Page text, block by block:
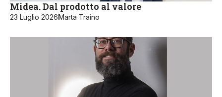
Midea. Dal prodotto al valore
23 Luglio 2026Marta Traino